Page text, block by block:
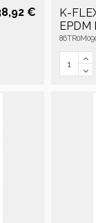
€
K-
EPDM